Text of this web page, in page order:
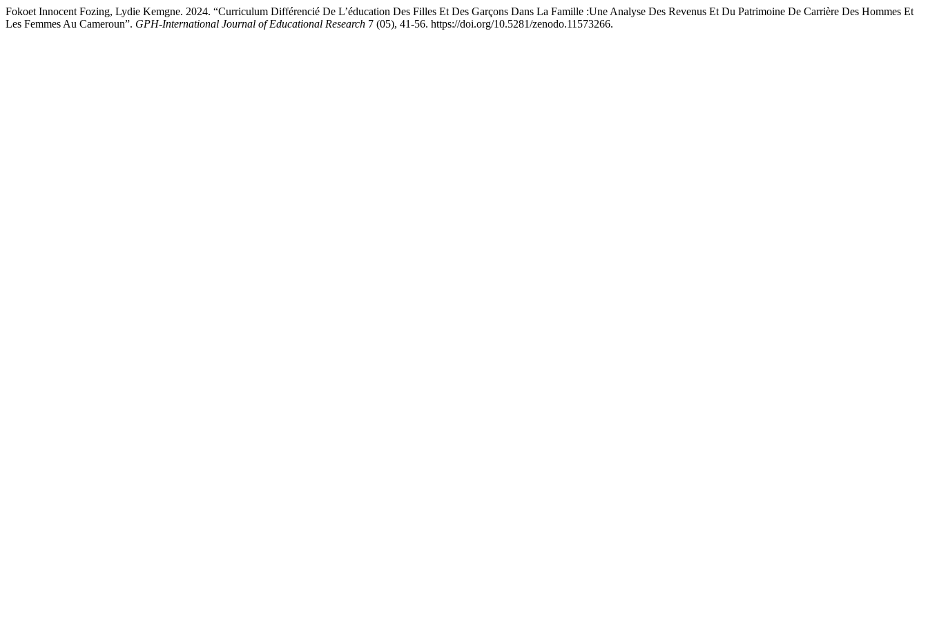
Fokoet Innocent Fozing, Lydie Kemgne. 2024. “Curriculum Différencié De L’éducation Des Filles Et Des Garçons Dans La Famille :Une Analyse Des Revenus Et Du Patrimoine De Carrière Des Hommes Et
Les Femmes Au Cameroun”. GPH-International Journal of Educational Research 7 (05), 41-56. https://doi.org/10.5281/zenodo.11573266.